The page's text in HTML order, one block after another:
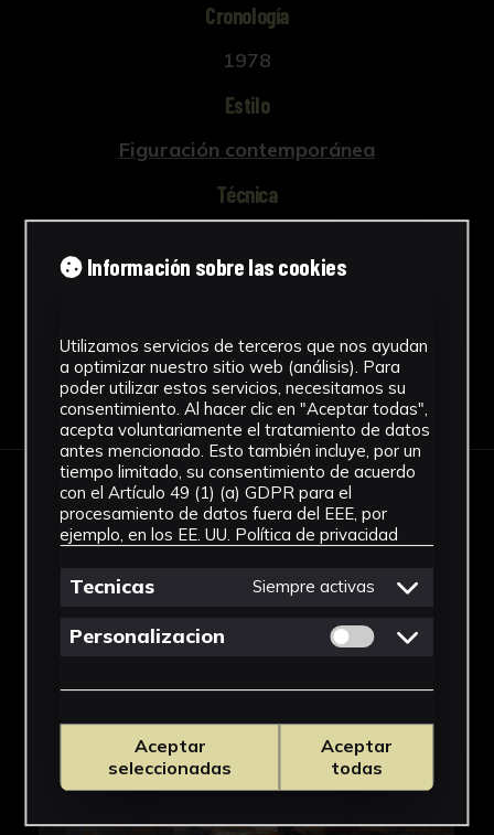
Cronología
1978
Estilo
Figuración contemporánea
Técnica
Ver más
Descargar Ficha
IMÁGENES
Información sobre las cookies
Utilizamos servicios de terceros que nos ayudan
a optimizar nuestro sitio web (análisis). Para
poder utilizar estos servicios, necesitamos su
consentimiento. Al hacer clic en "Aceptar todas",
acepta voluntariamente el tratamiento de datos
antes mencionado. Esto también incluye, por un
tiempo limitado, su consentimiento de acuerdo
con el Artículo 49 (1) (a) GDPR para el
procesamiento de datos fuera del EEE, por
ejemplo, en los EE. UU. Política de privacidad
Tecnicas Siempre activas
Personalizacion Permitir cookies
Aceptar
seleccionadas
Aceptar
todas